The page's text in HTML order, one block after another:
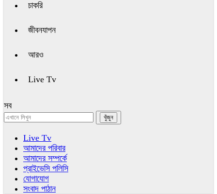
চাকরি
জীবনযাপন
আরও
Live Tv
সব
Live Tv
আমাদের পরিবার
আমাদের সম্পর্কে
প্রাইভেসি পলিসি
যোগাযোগ
সংবাদ পাঠান